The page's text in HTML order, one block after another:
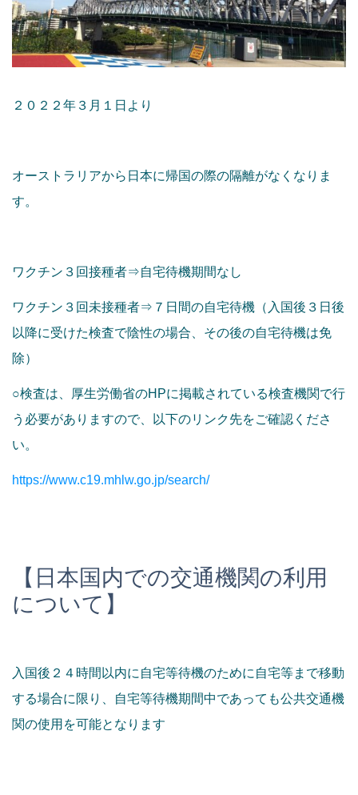
２０２２年３月１日より
オーストラリアから日本に帰国の際の隔離がなくなりま
す。
ワクチン３回接種者⇒自宅待機期間なし
ワクチン３回未接種者⇒７日間の自宅待機（入国後３日後
以降に受けた検査で陰性の場合、その後の自宅待機は免
除）
○検査は、厚生労働省のHPに掲載されている検査機関で行
う必要がありますので、以下のリンク先をご確認くださ
い。
https://www.c19.mhlw.go.jp/search/
【日本国内での交通機関の利用
について】
入国後２４時間以内に自宅等待機のために自宅等まで移動
する場合に限り、自宅等待機期間中であっても公共交通機
関の使用を可能となります